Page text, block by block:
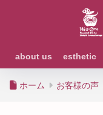
about us esthetic
ホーム お客様の声